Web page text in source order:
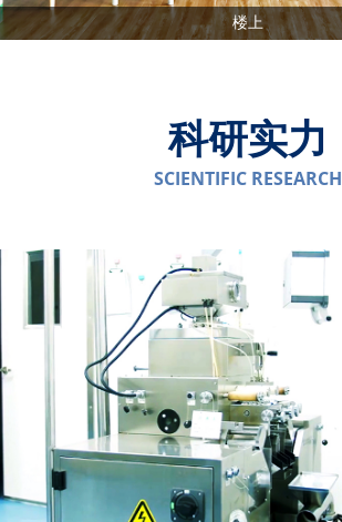
楼上
科研实力
SCIENTIFIC RESEARCH